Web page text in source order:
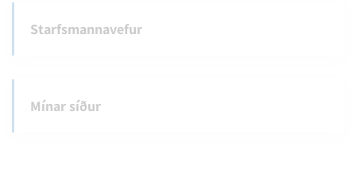
Starfsmannavefur
Mínar síður